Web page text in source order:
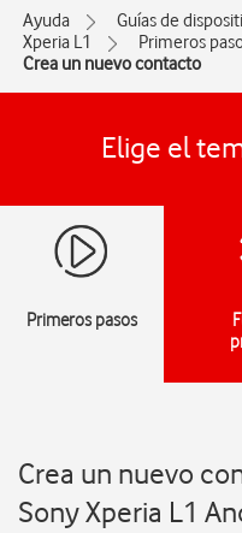
Ayuda Guías de
Xperia L1
Primeros
Crea un nuevo contacto
Elige el
Primeros pasos
Crea un nuevo
Sony Xperia L1